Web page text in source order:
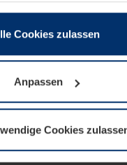
Nutzung der Dienste
dieser Seite
alle anderen Cookie-
Einwilligung können
unserer Website
Cookies zulassen
Anpassen
Cookies